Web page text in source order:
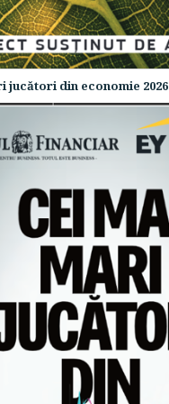
jucători din economie 2026